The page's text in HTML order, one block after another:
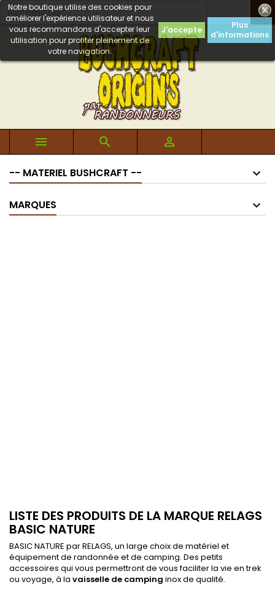

Notre boutique utilise des cookies pour
améliorer l'expérience utilisateur et nous
vous recommandons d'accepter leur
utilisation pour profiter pleinement de
votre navigation.
J'accepte
Plus
d'informations
  
-- MATERIEL BUSHCRAFT --
MARQUES
LISTE DES PRODUITS DE LA MARQUE RELAGS
BASIC NATURE
BASIC NATURE par RELAGS, un large choix de matériel et
équipement de randonnée et de camping. Des petits
accessoires qui vous permettront de vous faciliter la vie en trek
ou voyage, à la vaisselle de camping inox de qualité.